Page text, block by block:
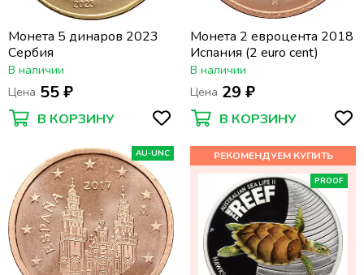
Монета 5 динаров 2023
Сербия
В наличии
Цена 55 ₽
В КОРЗИНУ
Монета 2 евроцента 2018
Испания (2 euro cent)
В наличии
Цена 29 ₽
В КОРЗИНУ
AU-UNC
PROOF